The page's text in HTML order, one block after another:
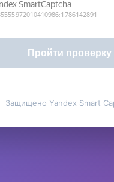
Пройти проверку
Защищено Yandex Smart